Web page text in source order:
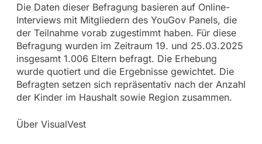
Die Daten dieser Befragung basieren auf Online-
Interviews mit Mitgliedern des YouGov Panels, die
der Teilnahme vorab zugestimmt haben. Für diese
Befragung wurden im Zeitraum 19. und 25.03.2025
insgesamt 1.006 Eltern befragt. Die Erhebung
wurde quotiert und die Ergebnisse gewichtet. Die
Befragten setzen sich repräsentativ nach der Anzahl
der Kinder im Haushalt sowie Region zusammen.
Über VisualVest